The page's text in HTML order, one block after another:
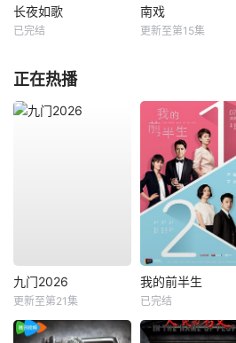
长夜如歌
已完结
南戏
更新至第15集
正在热播
九门2026
更新至第21集
我的前半生
已完结